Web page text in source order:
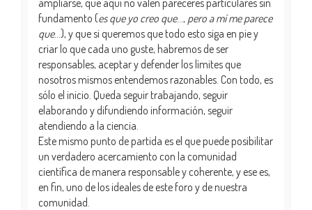
fundamento (es que yo creo que..., pero a mí me parece
que...), y que si queremos que todo esto siga en pie y
criar lo que cada uno guste, habremos de ser
responsables, aceptar y defender los límites que
nosotros mismos entendemos razonables. Con todo, es
sólo el inicio. Queda seguir trabajando, seguir
elaborando y difundiendo información, seguir
atendiendo a la ciencia.
Este mismo punto de partida es el que puede posibilitar
un verdadero acercamiento con la comunidad
científica de manera responsable y coherente, y ese es,
en fin, uno de los ideales de este foro y de nuestra
comunidad.